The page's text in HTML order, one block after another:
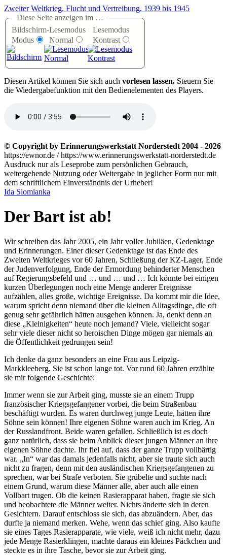
Zweiter Weltkrieg, Flucht und Vertreibung, 1939 bis 1945
Diese Seite anzeigen im …
Bildschirm-
Modus
Lesemodus
Normal
Lesemodus
Kontrast
Diesen Artikel können Sie sich auch vorlesen lassen. Steuern Sie
die Wiedergabefunktion mit den Bedienelementen des Players.
© Copyright by Erinnerungswerkstatt Norderstedt 2004 - 2026
https://ewnor.de / https://www.erinnerungswerkstatt-norderstedt.de
Ausdruck nur als Leseprobe zum persönlichen Gebrauch,
weitergehende Nutzung oder Weitergabe in jeglicher Form nur mit
dem schriftlichem Einverständnis der Urheber!
Ida Slomianka
Der Bart ist ab!
Wir schreiben das Jahr 2005, ein Jahr voller Jubiläen, Gedenktage
und Erinnerungen. Einer dieser Gedenktage ist das Ende des
Zweiten Weltkrieges vor 60 Jahren, Schließung der KZ-Lager, Ende
der Judenverfolgung, Ende der Ermordung behinderter Menschen
auf Regierungsbefehl und … und … und … Ich könnte bei einigen
kurzen Überlegungen noch eine Menge anderer Ereignisse
aufzählen, alles große, wichtige Ereignisse. Da kommt mir die Idee,
warum spricht denn niemand über die kleinen Alltagsdinge, die oft
genug sehr gefährlich hätten ausgehen können. Ja, denkt denn an
diese
Kleinigkeiten
heute noch jemand? Viele, vielleicht sogar
sehr viele dieser nicht so heroischen Dinge mögen gar niemals an
die Öffentlichkeit gedrungen sein!
Ich denke da ganz besonders an eine Frau aus Leipzig-
Markkleeberg. Sie ist schon lange tot. Vor rund 60 Jahren erzählte
sie mir folgende Geschichte:
Immer wenn sie zur Arbeit ging, musste sie an einem Trupp
französischer Kriegsgefangener vorbei, die beim Straßenbau
beschäftigt wurden. Es waren durchweg junge Leute, hätten ihre
Söhne sein können! Ihre eigenen Söhne waren auch im Krieg. An
der Russlandfront. Beide waren gefallen. Schließlich ist es doch
ganz natürlich, dass sie beim Anblick dieser jungen Männer an ihre
eigenen Söhne dachte. Ihr fiel auf, dass der ganze Trupp vollbärtig
war.
In
war das damals jedenfalls nicht, aber sie traute sich auch
nicht zu fragen, denn mit den ausländischen Kriegsgefangenen zu
sprechen, war bei Strafe verboten. Sie grübelte und suchte nach
einem Grund, warum diese Männer alle, aber auch alle einen
Vollbart trugen. Ob die keinen Rasierapparat haben, fragte sie sich
und beobachtete die Männer weiter. Nichts änderte sich in deren
Gesichtern. Darauf entschloss sie sich, das abzuändern. Aber, das
durfte ja niemand merken. Wehe, wenn das schief ging. Also kaufte
sie eines Tages Rasierapparate, wie viele, weiß ich nicht mehr, dazu
jede Menge Rasierklingen, machte daraus ein kleines Päckchen und
steckte es in ihre Tasche, bevor sie zur Arbeit ging.